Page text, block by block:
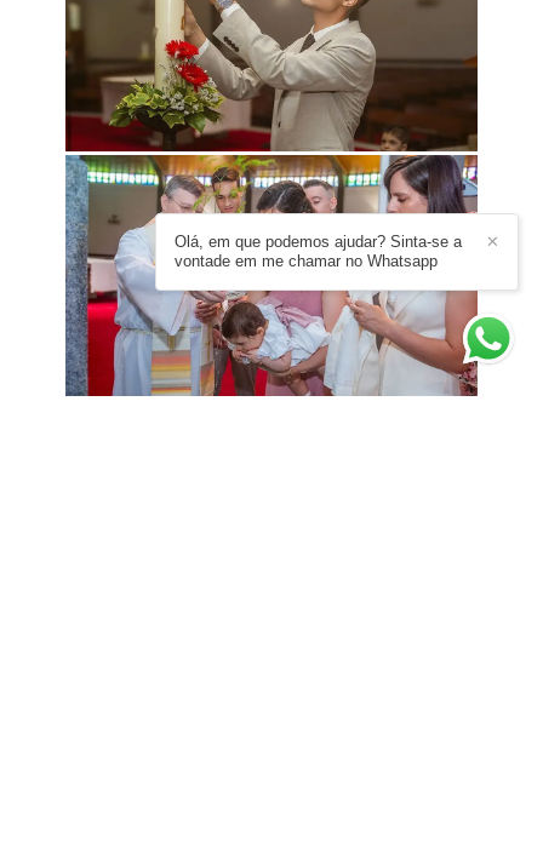
✕
Olá, em que podemos ajudar? Sinta-se a
vontade em me chamar no Whatsapp